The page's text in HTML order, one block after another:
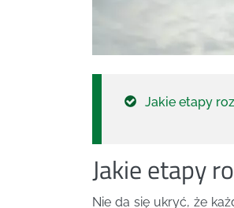
Jakie etapy
Jakie etapy
Nie da się ukryć, że